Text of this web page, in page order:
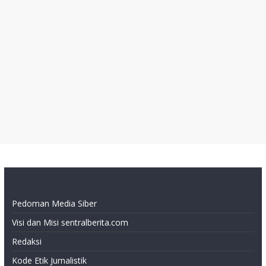
Pedoman Media Siber
Visi dan Misi sentralberita.com
Redaksi
Kode Etik Jurnalistik